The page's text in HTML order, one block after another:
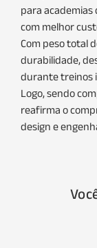
para
com melhor
Com peso total
durabilidade,
durante treinos
Logo, sendo
reafirma o
design e